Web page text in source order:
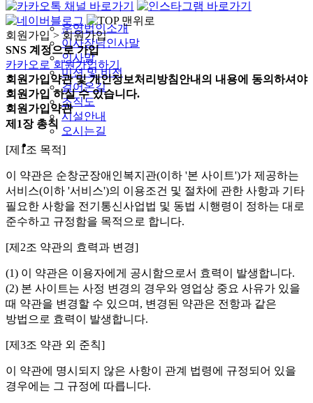
운영법인소개
이사장님인사말
인사말
미션 및 비전
걸어온길
조직도
시설안내
오시는길
회원가입 > 회원가입
SNS 계정으로 가입
카카오로 회원가입하기
회원가입약관 및 개인정보처리방침안내의 내용에 동의하셔야
회원가입 하실 수 있습니다.
회원가입약관
제1장 총칙
[제1조 목적]
이 약관은 순창군장애인복지관(이하 '본 사이트')가 제공하는
서비스(이하 '서비스')의 이용조건 및 절차에 관한 사항과 기타
필요한 사항을 전기통신사업법 및 동법 시행령이 정하는 대로
준수하고 규정함을 목적으로 합니다.
[제2조 약관의 효력과 변경]
(1) 이 약관은 이용자에게 공시함으로서 효력이 발생합니다.
(2) 본 사이트는 사정 변경의 경우와 영업상 중요 사유가 있을
때 약관을 변경할 수 있으며, 변경된 약관은 전항과 같은
방법으로 효력이 발생합니다.
[제3조 약관 외 준칙]
이 약관에 명시되지 않은 사항이 관계 법령에 규정되어 있을
경우에는 그 규정에 따릅니다.